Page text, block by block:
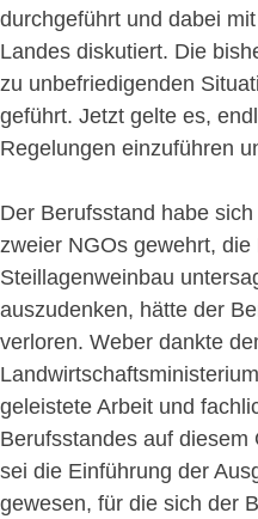
durchgeführt und dabei
Landes diskutiert. Die
zu unbefriedigenden
geführt. Jetzt gelte es,
Regelungen einzuführen
Der Berufsstand habe
zweier NGOs gewehrt,
Steillagenweinbau
auszudenken, hätte der
verloren. Weber dankte
geleistete Arbeit und
Berufsstandes auf
sei die Einführung der
gewesen, für die sich der